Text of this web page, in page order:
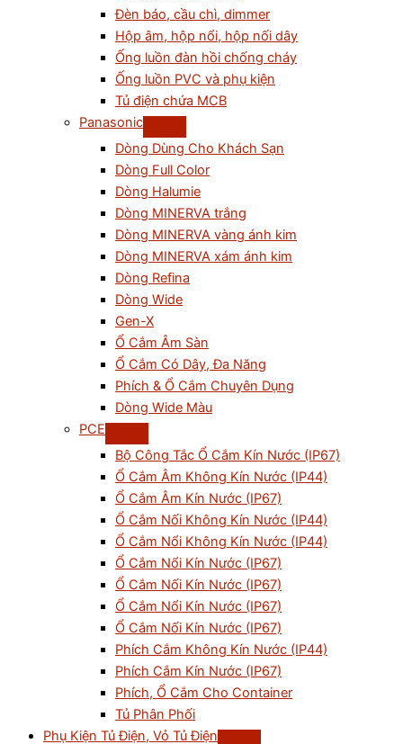
Đèn báo, cầu chì, dimmer
Hộp âm, hộp nổi, hộp nối dây
Ống luồn đàn hồi chống cháy
Ống luồn PVC và phụ kiện
Tủ điện chứa MCB
Panasonic
Dòng Dùng Cho Khách Sạn
Dòng Full Color
Dòng Halumie
Dòng MINERVA trắng
Dòng MINERVA vàng ánh kim
Dòng MINERVA xám ánh kim
Dòng Refina
Dòng Wide
Gen-X
Ổ Cắm Âm Sàn
Ổ Cắm Có Dây, Đa Năng
Phích & Ổ Cắm Chuyên Dụng
Dòng Wide Màu
PCE
Bộ Công Tắc Ổ Cắm Kín Nước (IP67)
Ổ Cắm Âm Không Kín Nước (IP44)
Ổ Cắm Âm Kín Nước (IP67)
Ổ Cắm Nối Không Kín Nước (IP44)
Ổ Cắm Nổi Không Kín Nước (IP44)
Ổ Cắm Nổi Kín Nước (IP67)
Ổ Cắm Nối Kín Nước (IP67)
Ổ Cắm Nổi Kín Nước (IP67)
Ổ Cắm Nối Kín Nước (IP67)
Phích Cắm Không Kín Nước (IP44)
Phích Cắm Kín Nước (IP67)
Phích, Ổ Cắm Cho Container
Tủ Phân Phối
Phụ Kiện Tủ Điện, Vỏ Tủ Điện